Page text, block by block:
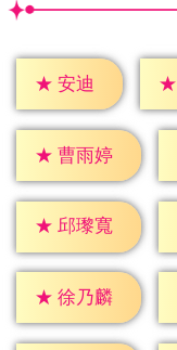
★ 安迪 ★
★ 曹雨婷
★ 邱瓈寬
★ 徐乃麟